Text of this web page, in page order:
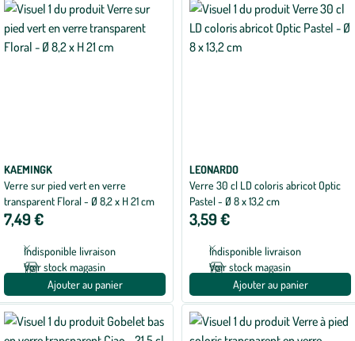
KAEMINGK
Verre sur pied vert en verre
transparent Floral - Ø 8,2 x H 21 cm
7,49 €
Indisponible livraison
Voir stock magasin
Ajouter au panier
LEONARDO
Verre 30 cl LD coloris abricot Optic
Pastel - Ø 8 x 13,2 cm
3,59 €
Indisponible livraison
Voir stock magasin
Ajouter au panier